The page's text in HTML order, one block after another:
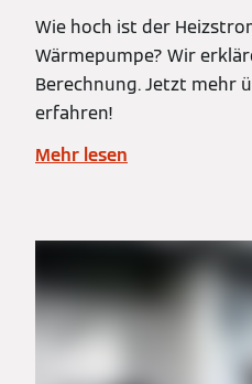
Wie hoch ist der
Wärmepumpe? Wir
Berechnung. Jetzt mehr
erfahren!
Mehr lesen